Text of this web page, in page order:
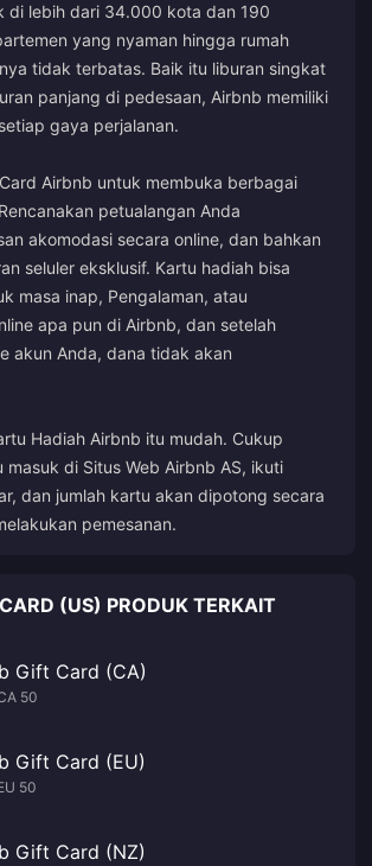
di lebih dari 34.000 kota dan 190
yang nyaman hingga rumah
tidak terbatas. Baik itu liburan singkat
panjang di pedesaan, Airbnb memiliki
gaya perjalanan.
Airbnb untuk membuka berbagai
petualangan Anda
akomodasi secara online, dan bahkan
seluler eksklusif. Kartu hadiah bisa
masa inap, Pengalaman, atau
apa pun di Airbnb, dan setelah
akun Anda, dana tidak akan
Hadiah Airbnb itu mudah. Cukup
masuk di Situs Web Airbnb AS, ikuti
dan jumlah kartu akan dipotong secara
pemesanan.
(US) PRODUK TERKAIT
Gift Card (CA)
50
Gift Card (EU)
50
Gift Card (NZ)